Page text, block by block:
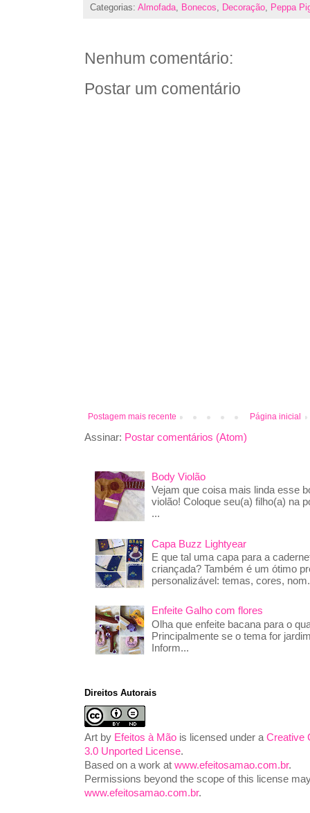
Categorias: Almofada, Bonecos, Decoração, Peppa
Nenhum comentário:
Postar um comentário
Postagem mais recente Página inicial
Assinar: Postar comentários (Atom)
Body Violão
Vejam que coisa mais linda esse
violão! Coloque seu(a) filho(a) na
...
Capa Buzz Lightyear
E que tal uma capa para a
criançada? Também é um ótimo
personalizável: temas, cores,
Enfeite Galho com flores
Olha que enfeite bacana para o
Principalmente se o tema for
Inform...
Direitos Autorais
Art by Efeitos à Mão is licensed under a Creative
3.0 Unported License.
Based on a work at www.efeitosamao.com.br.
Permissions beyond the scope of this license
www.efeitosamao.com.br.